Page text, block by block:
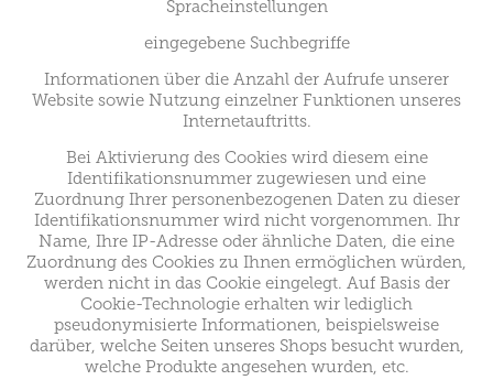
Spracheinstellungen
eingegebene Suchbegriffe
Informationen über die Anzahl der Aufrufe unserer
Website sowie Nutzung einzelner Funktionen unseres
Internetauftritts.
Bei Aktivierung des Cookies wird diesem eine
Identifikationsnummer zugewiesen und eine
Zuordnung Ihrer personenbezogenen Daten zu dieser
Identifikationsnummer wird nicht vorgenommen. Ihr
Name, Ihre IP-Adresse oder ähnliche Daten, die eine
Zuordnung des Cookies zu Ihnen ermöglichen würden,
werden nicht in das Cookie eingelegt. Auf Basis der
Cookie-Technologie erhalten wir lediglich
pseudonymisierte Informationen, beispielsweise
darüber, welche Seiten unseres Shops besucht wurden,
welche Produkte angesehen wurden, etc.